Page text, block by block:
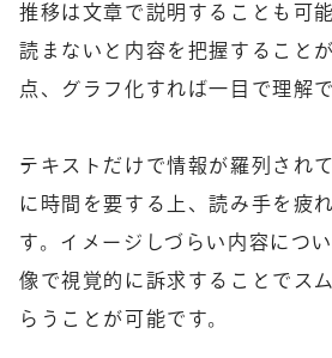
推移は文章で説明することも可
読まないと内容を把握すること
点、グラフ化すれば一目で理解
テキストだけで情報が羅列され
に時間を要する上、読み手を疲
す。イメージしづらい内容につ
像で視覚的に訴求することでス
らうことが可能です。